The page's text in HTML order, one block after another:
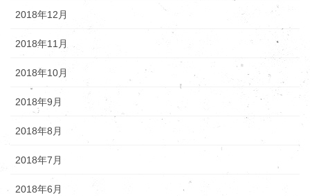
2018年12月
2018年11月
2018年10月
2018年9月
2018年8月
2018年7月
2018年6月